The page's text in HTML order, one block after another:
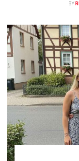
BY